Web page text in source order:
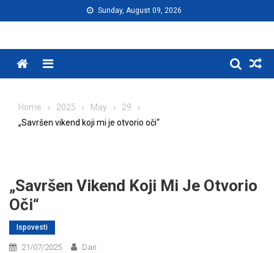
to
Sunday, August 09, 2026
Menu
Home 2025 May
29
„Savršen vikend koji mi je otvorio oči“
„Savršen Vikend Koji Mi Je Otvorio
Oči“
Ispovesti
21/07/2025 Dan